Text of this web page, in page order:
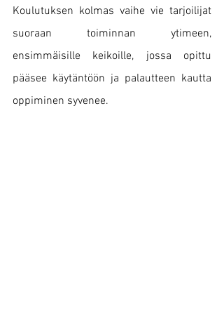
Koulutuksen kolmas vaihe vie tarjoilijat
suoraan toiminnan ytimeen,
ensimmäisille keikoille, jossa opittu
pääsee käytäntöön ja palautteen kautta
oppiminen syvenee.